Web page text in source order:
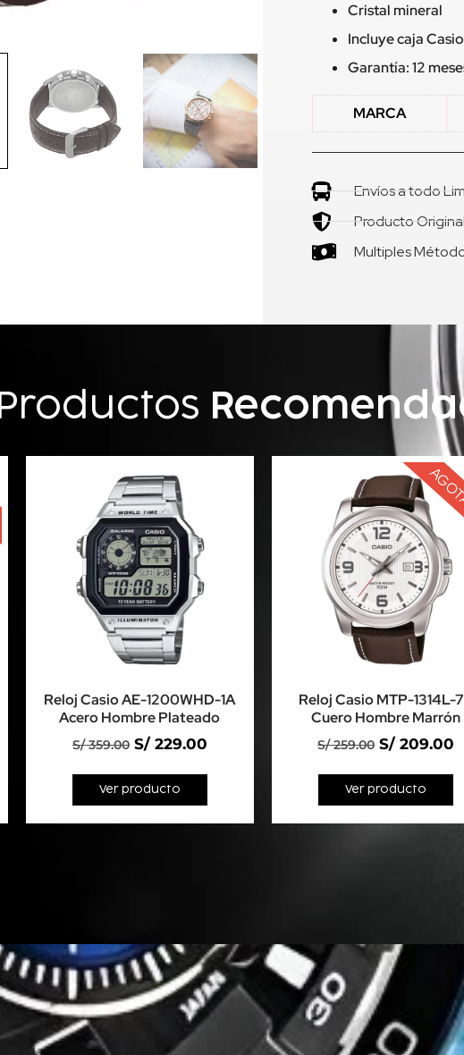
Cristal mineral
Incluye caja
Garantía: 12
MARCA
Envíos a todo
Producto
Multiples
Productos
Reloj Casio AE-1200WHD-1A
Acero Hombre Plateado
S/359.00 S/229.00
Ver producto
Reloj Casio MTP-1314L-
Cuero Hombre Marrón
S/259.00 S/ 209.00
Ver producto